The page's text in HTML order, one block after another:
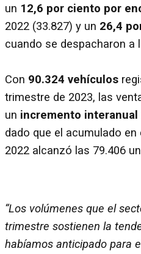
un 12,6 por ciento por
2022 (33.827) y un 26,4
cuando se despacharon a
Con 90.324 vehículos
trimestre de 2023, las
un incremento
dado que el acumulado
2022 alcanzó las 79.406
“Los volúmenes que el
trimestre sostienen la
habíamos anticipado para